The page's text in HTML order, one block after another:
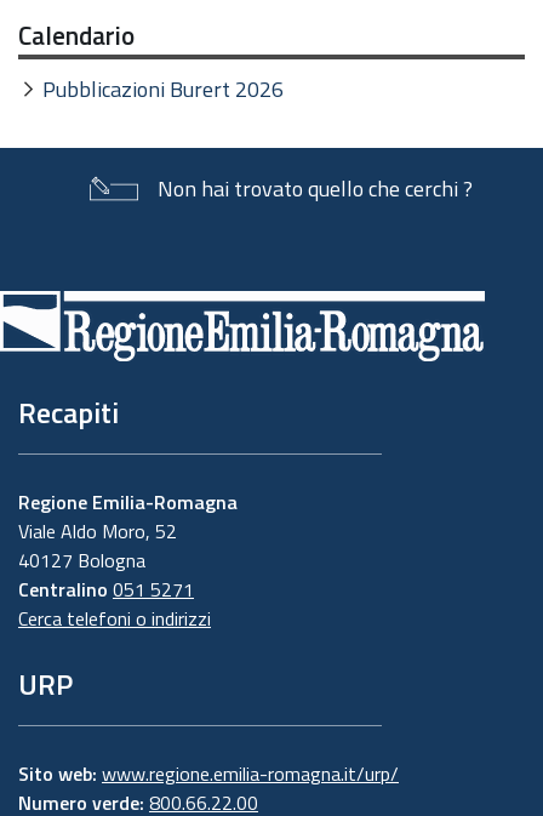
Calendario
Pubblicazioni Burert 2026
Non hai trovato quello che cerchi ?
di
pagina
Recapiti
Regione Emilia-Romagna
Viale Aldo Moro, 52
40127 Bologna
Centralino 051 5271
Cerca telefoni o indirizzi
URP
Sito web: www.regione.emilia-romagna.it/urp/
Numero verde: 800.66.22.00